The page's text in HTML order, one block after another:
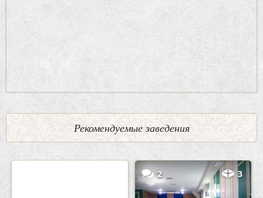
Рекомендуемые заведения
2 3